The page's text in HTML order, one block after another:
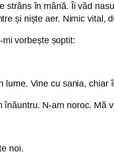
strâns în mână. Îi văd
și niște aer. Nimic vital,
vorbește șoptit:
Vine cu sania,
N-am noroc. Mă
noi.